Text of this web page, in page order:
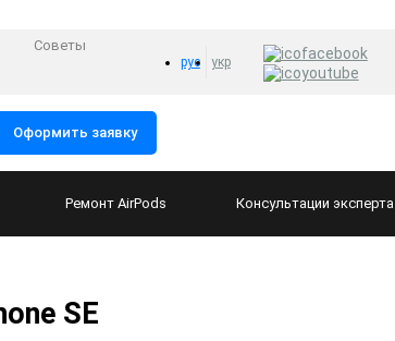
Советы
рус укр
Оформить заявку
Ремонт AirPods Консультации эксперта
SE